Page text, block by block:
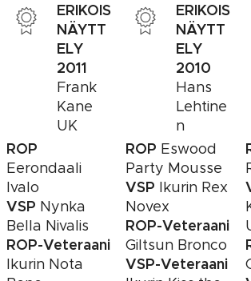
ERIKOIS
NÄYTT
ELY
2011
Frank
Kane
UK
ROP
Eerondaali
Ivalo
VSP Nynka
Bella Nivalis
ROP-Veteraani
Ikurin Nota
ERIKOIS
NÄYTT
ELY
2010
Hans
Lehtine
n
ROP Eswood
Party Mousse
VSP Ikurin Rex
Novex
ROP-Veteraani
Giltsun Bronco
VSP-Veteraani